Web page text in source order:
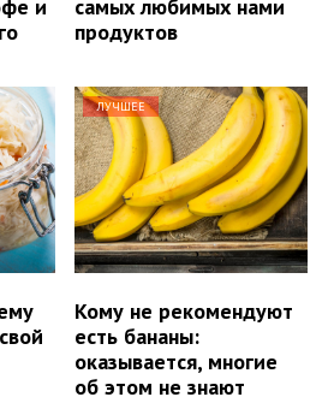
и
самых любимых нами
продуктов
ЛУЧШЕЕ
Кому не рекомендуют
есть бананы:
оказывается, многие
об этом не знают